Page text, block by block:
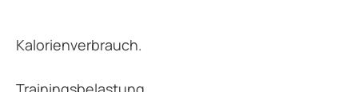
Kalorienverbrauch.